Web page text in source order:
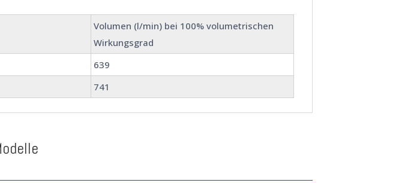
Volumen (l/min) bei 100% volumetrischen
Wirkungsgrad
639
741